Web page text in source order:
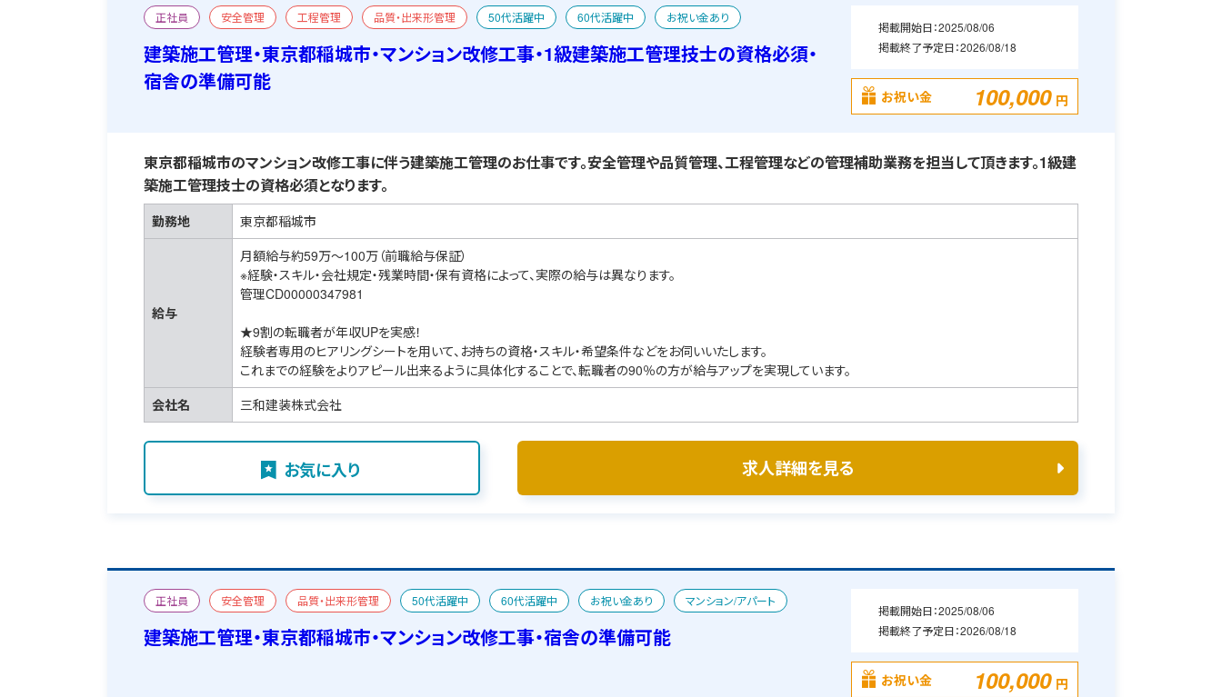
正社員 安全管理 工程管理 品質・出来形管理 50代活躍中 60代活躍中
お祝い金あり
マンション/アパート
改修 一級建築施工管理技士 宿舎あり
建築施工管理・東京都稲城市・マンション改修工事・1級建築施工管理技士の資格必須・
宿舎の準備可能
掲載開始日：2025/08/06
掲載終了予定日：2026/08/18
お祝い金 100,000 円
東京都稲城市のマンション改修工事に伴う建築施工管理のお仕事です。安全管理や品質管理、工程管理などの管理補助業務を担当して頂きます。1級建
築施工管理技士の資格必須となります。
勤務地 東京都稲城市
給与
月額給与約59万～100万（前職給与保証）
※経験・スキル・会社規定・残業時間・保有資格によって、実際の給与は異なります。
管理CD00000347981
★9割の転職者が年収UPを実感！
経験者専用のヒアリングシートを用いて、お持ちの資格・スキル・希望条件などをお伺いいたします。
これまでの経験をよりアピール出来るように具体化することで、転職者の90％の方が給与アップを実現しています。
会社名
三和建装株式会社
お気に入り 求人詳細を見る
正社員 安全管理 品質・出来形管理 50代活躍中 60代活躍中 お祝い金あり
マンション/アパート
改修
宿舎あり
建築施工管理・東京都稲城市・マンション改修工事・宿舎の準備可能
掲載開始日：2025/08/06
掲載終了予定日：2026/08/18
お祝い金 100,000 円